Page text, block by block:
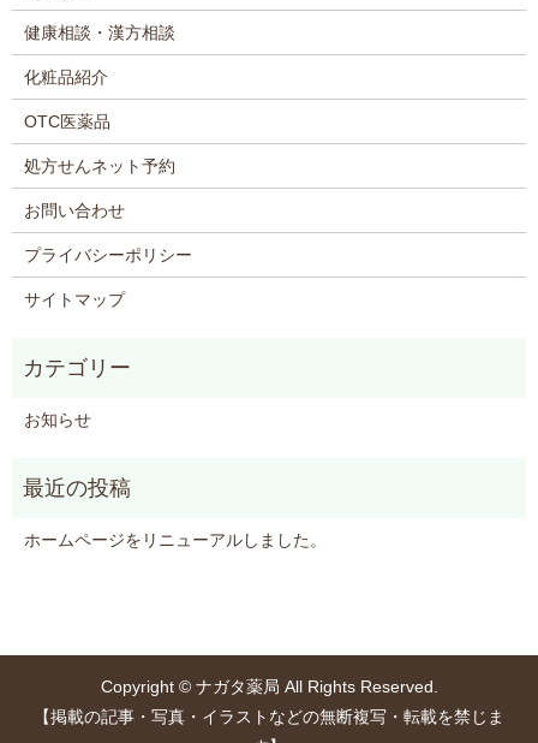
健康相談・漢方相談
化粧品紹介
OTC医薬品
処方せんネット予約
お問い合わせ
プライバシーポリシー
サイトマップ
お知らせ
ホームページをリニューアルしました。
Copyright © ナガタ薬局 All Rights Reserved.
【掲載の記事・写真・イラストなどの無断複写・転載を禁じま